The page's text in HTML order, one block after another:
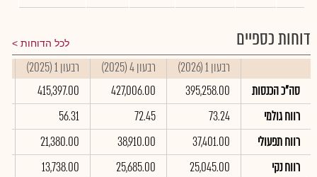
דוחות כספיים לכל הדוחות
רבעון 1 (2026) רבעון 4 (2025) רבעון 1 (2025)
סה"כ הכנסות
395,258.00
427,006.00
415,397.00
רווח גולמי
73.24
72.45
56.31
רווח תפעולי
37,401.00
38,910.00
21,380.00
רווח נקי
25,045.00
25,685.00
13,738.00